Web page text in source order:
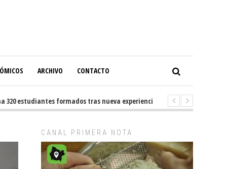
ARCHIVO CONTACTO
estudiantes formados tras nueva experiencia internacional en Buenos
CANAL PRIMERA NOTA